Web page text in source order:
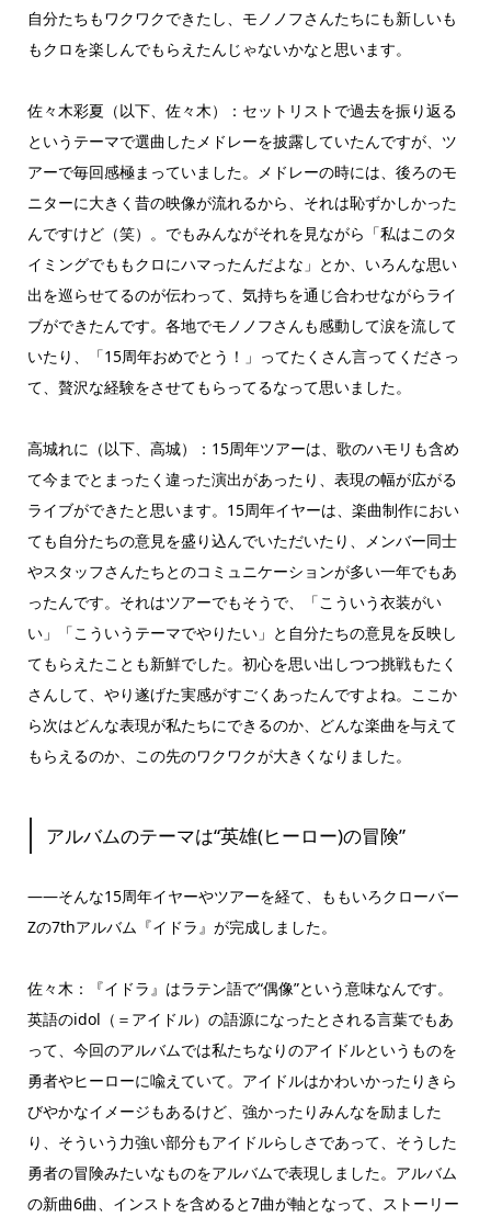
自分たちもワクワクできたし、モノノフさんたちにも新しいも
もクロを楽しんでもらえたんじゃないかなと思います。
佐々木彩夏（以下、佐々木）：セットリストで過去を振り返る
というテーマで選曲したメドレーを披露していたんですが、ツ
アーで毎回感極まっていました。メドレーの時には、後ろのモ
ニターに大きく昔の映像が流れるから、それは恥ずかしかった
んですけど（笑）。でもみんながそれを見ながら「私はこのタ
イミングでももクロにハマったんだよな」とか、いろんな思い
出を巡らせてるのが伝わって、気持ちを通じ合わせながらライ
ブができたんです。各地でモノノフさんも感動して涙を流して
いたり、「15周年おめでとう！」ってたくさん言ってくださっ
て、贅沢な経験をさせてもらってるなって思いました。
高城れに（以下、高城）：15周年ツアーは、歌のハモリも含め
て今までとまったく違った演出があったり、表現の幅が広がる
ライブができたと思います。15周年イヤーは、楽曲制作におい
ても自分たちの意見を盛り込んでいただいたり、メンバー同士
やスタッフさんたちとのコミュニケーションが多い一年でもあ
ったんです。それはツアーでもそうで、「こういう衣装がい
い」「こういうテーマでやりたい」と自分たちの意見を反映し
てもらえたことも新鮮でした。初心を思い出しつつ挑戦もたく
さんして、やり遂げた実感がすごくあったんですよね。ここか
ら次はどんな表現が私たちにできるのか、どんな楽曲を与えて
もらえるのか、この先のワクワクが大きくなりました。
アルバムのテーマは“英雄(ヒーロー)の冒険”
――そんな15周年イヤーやツアーを経て、ももいろクローバー
Zの7thアルバム『イドラ』が完成しました。
佐々木：『イドラ』はラテン語で“偶像”という意味なんです。
英語のidol（＝アイドル）の語源になったとされる言葉でもあ
って、今回のアルバムでは私たちなりのアイドルというものを
勇者やヒーローに喩えていて。アイドルはかわいかったりきら
びやかなイメージもあるけど、強かったりみんなを励ました
り、そういう力強い部分もアイドルらしさであって、そうした
勇者の冒険みたいなものをアルバムで表現しました。アルバム
の新曲6曲、インストを含めると7曲が軸となって、ストーリー